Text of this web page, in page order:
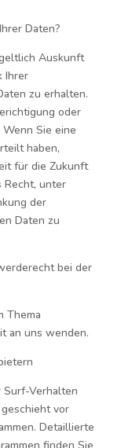
Daten?
Auskunft
Ihrer
zu erhalten.
oder
Sie eine
haben,
für die Zukunft
Recht, unter
der
Daten zu
bei der
Thema
an uns wenden.
Surf-Verhalten
vor
Detaillierte